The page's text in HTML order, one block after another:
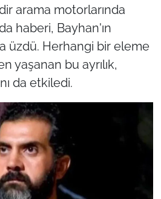
arama motorlarında
haberi, Bayhan'ın
üzdü. Herhangi bir eleme
yaşanan bu ayrılık,
da etkiledi.